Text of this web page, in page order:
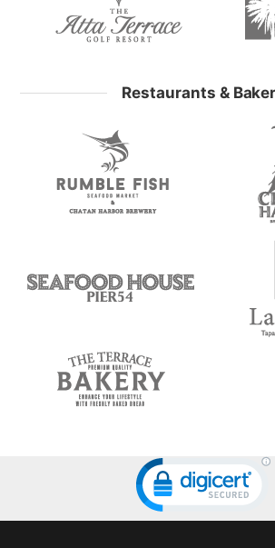
Restaurants &